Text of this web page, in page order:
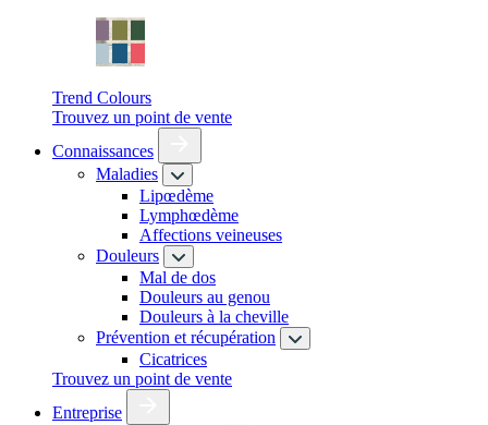
Trend Colours
Trouvez un point de vente
Connaissances
Maladies
Lipœdème
Lymphœdème
Affections veineuses
Douleurs
Mal de dos
Douleurs au genou
Douleurs à la cheville
Prévention et récupération
Cicatrices
Trouvez un point de vente
Entreprise